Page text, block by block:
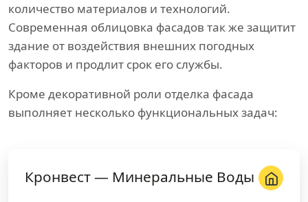
количество материалов и технологий.
Современная облицовка фасадов так же защитит
здание от воздействия внешних погодных
факторов и продлит срок его службы.
Кроме декоративной роли отделка фасада
выполняет несколько функциональных задач:
Кронвест — Минеральные Воды